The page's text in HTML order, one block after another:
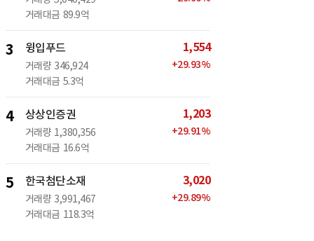
거래대금 89.9억
3 윙입푸드
거래량 346,924
거래대금 5.3억
1,554
+29.93%
4 상상인증권
거래량 1,380,356
거래대금 16.6억
1,203
+29.91%
5 한국첨단소재
거래량 3,991,467
거래대금 118.3억
3,020
+29.89%